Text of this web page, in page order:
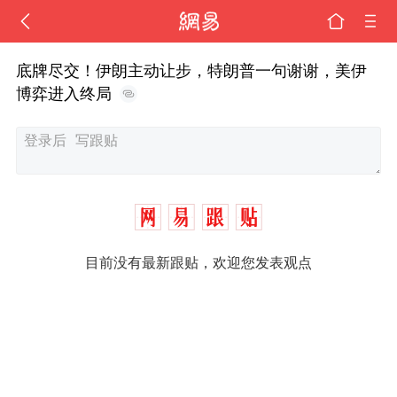
底牌尽交！伊朗主动让步，特朗普一句谢谢，美伊
博弈进入终局
目前没有最新跟贴，欢迎您发表观点